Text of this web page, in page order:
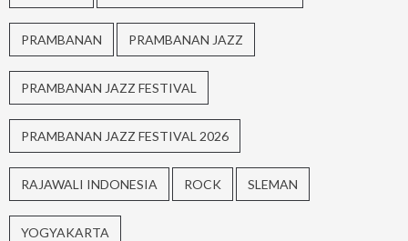
PRAMBANAN PRAMBANAN JAZZ
PRAMBANAN JAZZ FESTIVAL
PRAMBANAN JAZZ FESTIVAL 2026
RAJAWALI INDONESIA ROCK SLEMAN
YOGYAKARTA